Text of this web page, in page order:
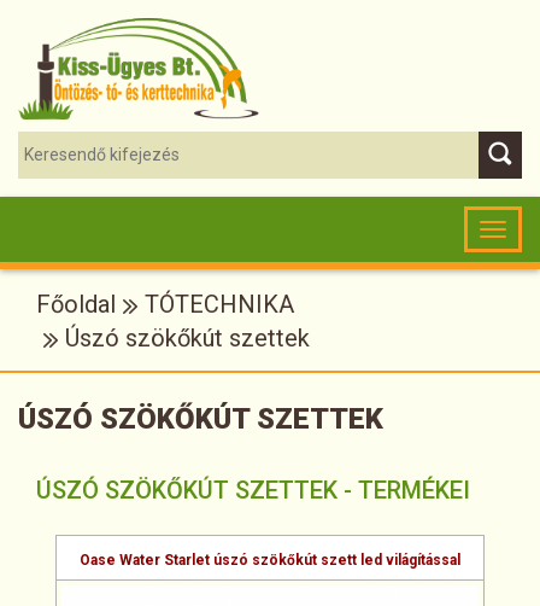
Főoldal
TÓTECHNIKA
Úszó szökőkút szettek
ÚSZÓ SZÖKŐKÚT SZETTEK
ÚSZÓ SZÖKŐKÚT SZETTEK - TERMÉKEI
Oase Water Starlet úszó szökőkút szett led világítással